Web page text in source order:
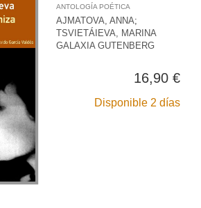
ANTOLOGÍA POÉTICA
AJMATOVA, ANNA;
TSVIETÁIEVA, MARINA
GALAXIA GUTENBERG
16,90 €
Disponible 2 días